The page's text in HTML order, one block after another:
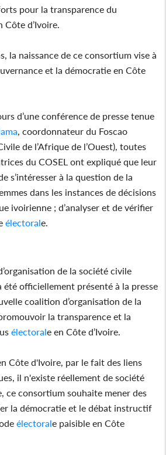
pour la transparence du
Côte d’Ivoire.
la naissance de ce consortium vise à
et la démocratie en Côte
d’une conférence de presse tenue
, coordonnateur du Foscao
de l’Afrique de l’Ouest), toutes
du COSEL ont expliqué que leur
s’intéresser à la question de la
dans les instances de décisions
ivoirienne ; d’analyser et de vérifier
électorale.
de la société civile
été officiellement présenté à la presse
coalition d’organisation de la
la transparence et la
électorale en Côte d’Ivoire.
Côte d'Ivoire, par le fait des liens
il n'existe réellement de société
ce consortium souhaite mener des
la démocratie et le débat instructif
électorale paisible en Côte